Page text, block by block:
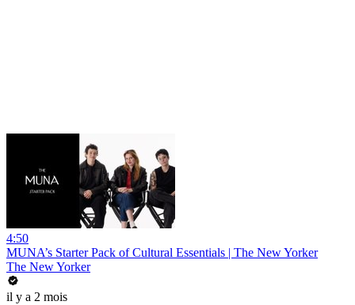
4:50
MUNA’s Starter Pack of Cultural Essentials | The New Yorker
The New Yorker
il y a 2 mois